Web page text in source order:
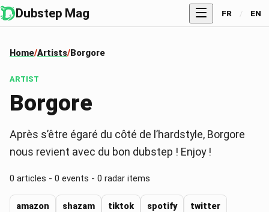
Dubstep Mag FR / EN
Home Artists Borgore
ARTIST
Borgore
Après s’être égaré du côté de l’hardstyle, Borgore
nous revient avec du bon dubstep ! Enjoy !
0 articles - 0 events - 0 radar items
amazon shazam tiktok spotify twitter